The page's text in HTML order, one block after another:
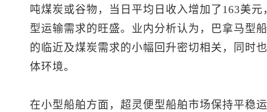
吨煤炭或谷物，当日平均日收入增加了163美
型运输需求的旺盛。业内分析认为，巴拿马型
的临近及煤炭需求的小幅回升密切相关，同时
体环境。
在小型船舶方面，超灵便型船舶市场保持平稳